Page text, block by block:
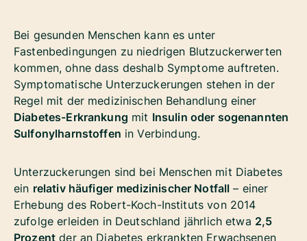
Bei gesunden Menschen kann es unter
Fastenbedingungen zu niedrigen Blutzuckerwerten
kommen, ohne dass deshalb Symptome auftreten.
Symptomatische Unterzuckerungen stehen in der
Regel mit der medizinischen Behandlung einer
Diabetes-Erkrankung mit Insulin oder sogenannten
Sulfonylharnstoffen in Verbindung.
Unterzuckerungen sind bei Menschen mit Diabetes
ein relativ häufiger medizinischer Notfall – einer
Erhebung des Robert-Koch-Instituts von 2014
zufolge erleiden in Deutschland jährlich etwa 2,5
Prozent der an Diabetes erkrankten Erwachsenen